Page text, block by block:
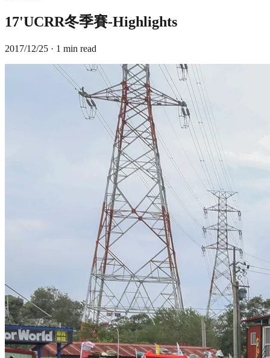
17'UCRR冬季賽-Highlights
2017/12/25 · 1 min read